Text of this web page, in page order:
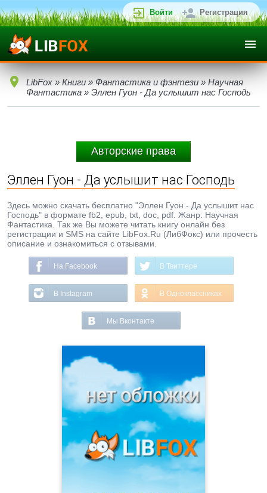
Войти Регистрация
LibFox » Книги » Фантастика и фэнтези » Научная
Фантастика » Эллен Гуон - Да услышит нас Господь
Авторские права
Эллен Гуон - Да услышит нас Господь
Здесь можно скачать бесплатно "Эллен Гуон - Да услышит нас
Господь" в формате fb2, epub, txt, doc, pdf. Жанр: Научная
Фантастика. Так же Вы можете читать книгу онлайн без
регистрации и SMS на сайте LibFox.Ru (ЛибФокс) или прочесть
описание и ознакомиться с отзывами.
На Facebook В Твиттере
В Instagram В Одноклассниках
Мы Вконтакте